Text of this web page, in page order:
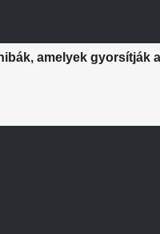
amelyek gyorsítják